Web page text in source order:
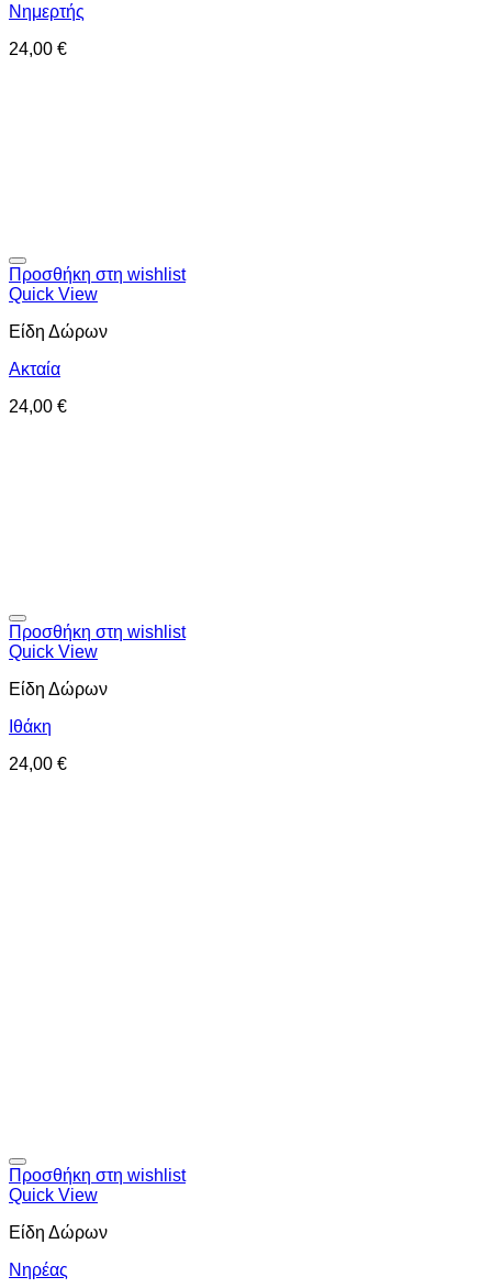
Νημερτής
24,00 €
Προσθήκη στη wishlist
Quick View
Είδη Δώρων
Ακταία
24,00 €
Προσθήκη στη wishlist
Quick View
Είδη Δώρων
Ιθάκη
24,00 €
Προσθήκη στη wishlist
Quick View
Είδη Δώρων
Νηρέας